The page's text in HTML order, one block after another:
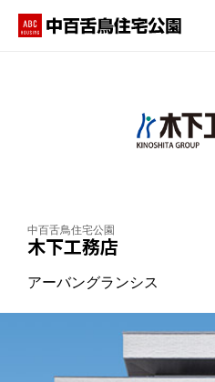
住宅会社・ハウスメーカー
イベント情報・プレゼント
好みからモデルハウスを探す
マイページ
中百舌鳥住宅公園
木下工務店
アーバングランシス